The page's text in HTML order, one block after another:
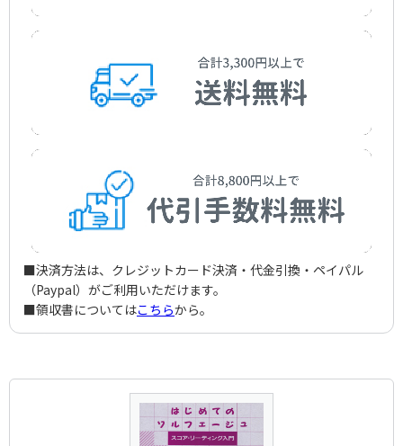
■決済方法は、クレジットカード決済・代金引換・ペイパル
（Paypal）がご利用いただけます。
■領収書についてはこちらから。